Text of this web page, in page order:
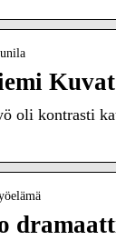
oli kontrasti